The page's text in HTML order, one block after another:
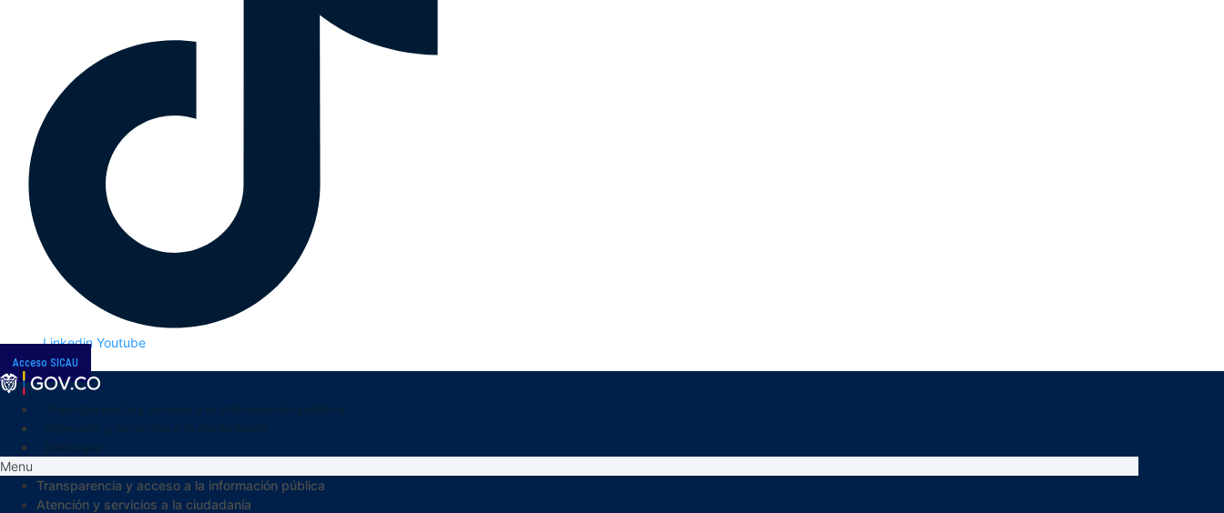
Linkedin Youtube
Acceso SICAU
Menu
Transparencia y acceso a la información pública
Atención y servicios a la ciudadanía